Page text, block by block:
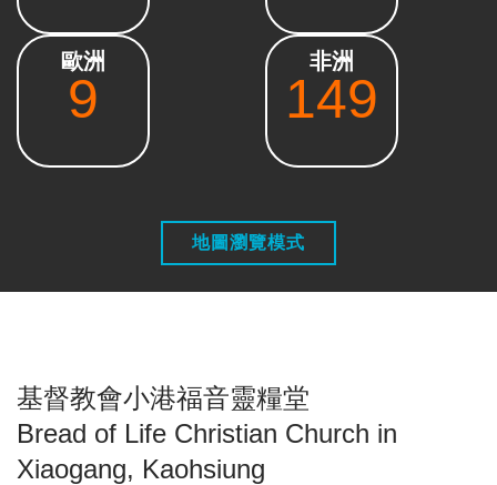
歐洲
9
非洲
149
地圖瀏覽模式
基督教會小港福音靈糧堂
Bread of Life Christian Church in
Xiaogang, Kaohsiung